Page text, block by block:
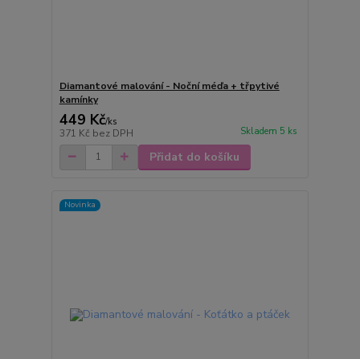
Diamantové malování - Noční méďa + třpytivé
kamínky
449 Kč/ks
371 Kč bez DPH Skladem 5 ks
Přidat do košíku
Novinka